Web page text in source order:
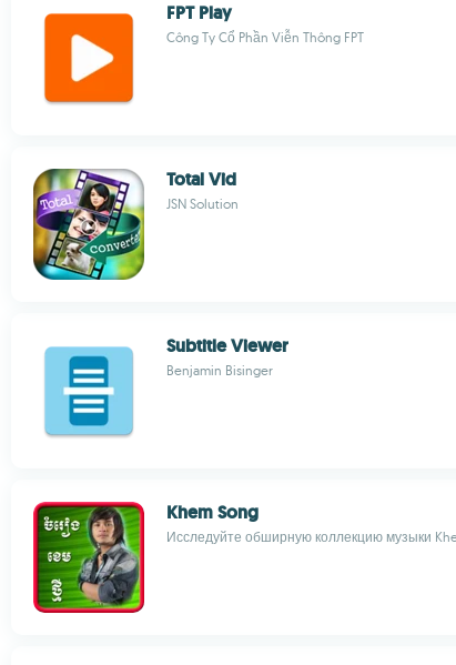
FPT Play
Công Ty Cổ Phần Viễn Thông FPT
Total Vid
JSN Solution
Subtitle Viewer
Benjamin Bisinger
Khem Song
Исследуйте обширную коллекцию музыки